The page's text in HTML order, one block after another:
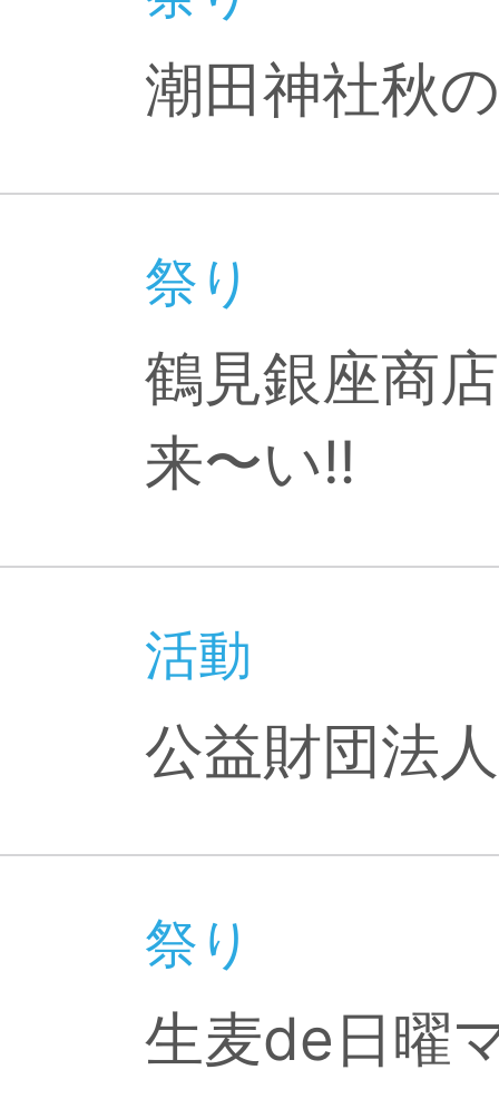
潮田神社秋
祭り
鶴見銀座商
来〜い‼
活動
公益財団法
祭り
生麦de日曜